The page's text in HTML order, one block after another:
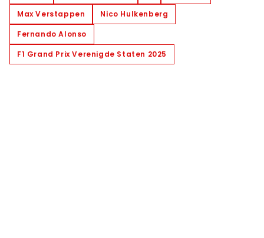
Max Verstappen
Nico Hulkenberg
Fernando Alonso
F1 Grand Prix Verenigde Staten 2025